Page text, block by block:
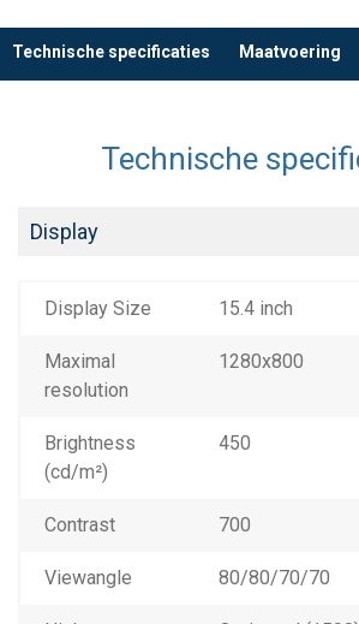
Technische specificaties Maatvoering
Technische
Display
Display Size 15.4 inch
Maximal
resolution
1280x800
Brightness
(cd/m²)
450
Contrast 700
Viewangle 80/80/70/70